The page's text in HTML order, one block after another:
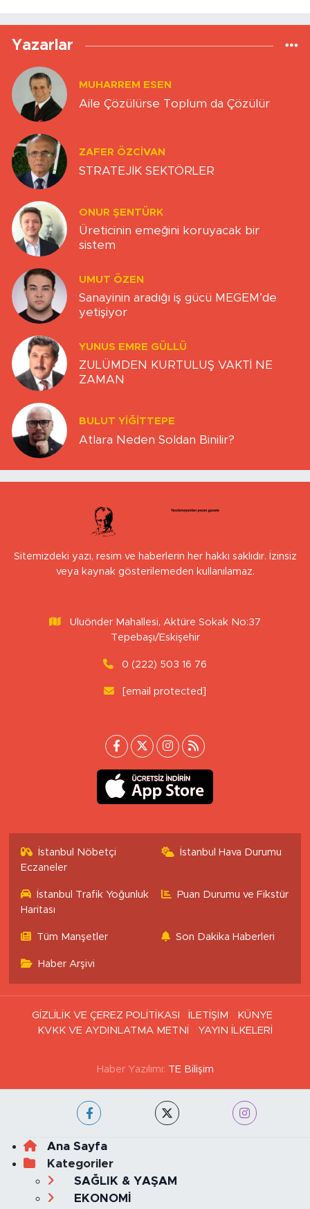
Yazarlar
MUHARREM ESEN
Aile Çözülürse Toplum da Çözülür
ZAFER ÖZCIVAN
STRATEJİK SEKTÖRLER
ONUR ŞENTÜRK
Üreticinin emeğini koruyacak bir
sistem
UMUT ÖZEN
Sanayinin aradığı iş gücü MEGEM’de
yetişiyor
YUNUS EMRE GÜLLÜ
ZULÜMDEN KURTULUŞ VAKTİ NE
ZAMAN
BULUT YİĞİTTEPE
Atlara Neden Soldan Binilir?
Sitemizdeki yazı, resim ve haberlerin her hakkı saklıdır. İzinsiz
veya kaynak gösterilemeden kullanılamaz.
Uluönder Mahallesi, Aktüre Sokak No:37
Tepebaşı/Eskişehir
0 (222) 503 16 76
[email protected]
İstanbul Nöbetçi
Eczaneler
İstanbul Hava Durumu
İstanbul Trafik Yoğunluk
Haritası
Puan Durumu ve Fikstür
Tüm Manşetler Son Dakika Haberleri
Haber Arşivi
GİZLİLİK VE ÇEREZ POLİTİKASI İLETİŞİM
KÜNYE
KVKK VE AYDINLATMA METNİ
YAYIN İLKELERİ
Haber Yazılımı: TE Bilişim
Ana Sayfa
Kategoriler
SAĞLIK & YAŞAM
EKONOMİ